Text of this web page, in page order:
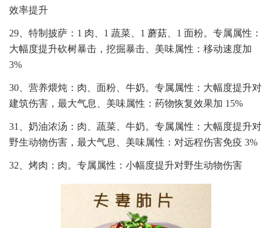
效率提升
29、特制披萨：1 肉、1 蔬菜、1 蘑菇、1 面粉。专属属性：
大幅度提升砍树暴击，挖掘暴击、美味属性：移动速度加
3%
30、营养煨炖：肉、面粉、牛奶。专属属性：大幅度提升对
建筑伤害，最大气息、美味属性：药物恢复效果加 15%
31、奶油浓汤：肉、蔬菜、牛奶。专属属性：大幅度提升对
野生动物伤害，最大气息、美味属性：对远程伤害免疫 3%
32、烤肉：肉。专属属性：小幅度提升对野生动物伤害